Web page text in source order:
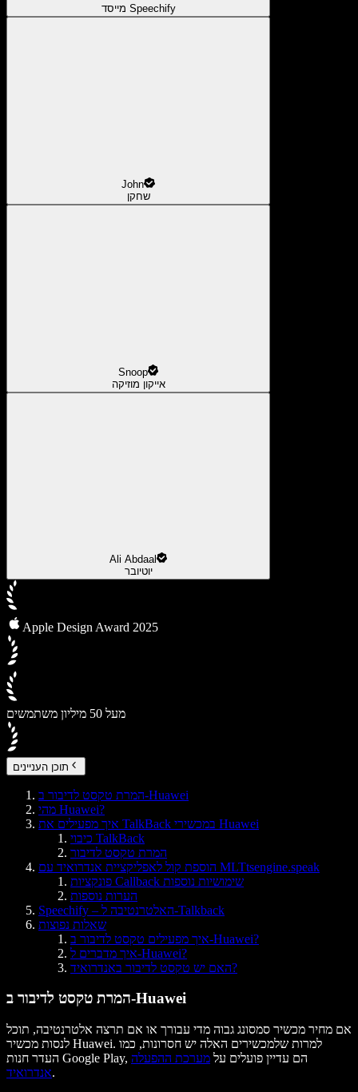
מייסד Speechify
John
שחקן
Snoop
אייקון מוזיקה
Ali Abdaal
יוטיובר
Apple Design Award 2025
מעל 50 מיליון משתמשים
תוכן העניינים
המרת טקסט לדיבור ב-Huawei
מהי Huawei?
איך מפעילים את TalkBack במכשירי Huawei
כיבוי TalkBack
המרת טקסט לדיבור
הוספת קול לאפליקציית אנדרואיד עם MLTtsengine.speak
פונקציות Callback שימושיות נוספות
הערות נוספות
Speechify – האלטרנטיבה ל-Talkback
שאלות נפוצות
איך מפעילים טקסט לדיבור ב-Huawei?
איך מדברים ל-Huawei?
האם יש טקסט לדיבור באנדרואיד?
המרת טקסט לדיבור ב-Huawei
אם מחיר מכשיר סמסונג גבוה מדי עבורך או אם תרצה אלטרנטיבה, תוכל
לנסות מכשיר Huawei. למרות שלמכשירים האלה יש חסרונות, כמו
העדר חנות Google Play, הם עדיין פועלים על מערכת ההפעלה
אנדרואיד.